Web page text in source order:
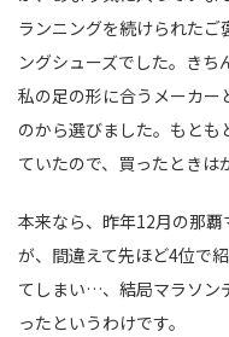
ランニングを続けられた
ングシューズでした。きち
私の足の形に合うメーカー
のから選びました。もと
ていたので、買ったときは
本来なら、昨年12月の那
が、間違えて先ほど4位で
てしまい…、結局マラソン
ったというわけです。